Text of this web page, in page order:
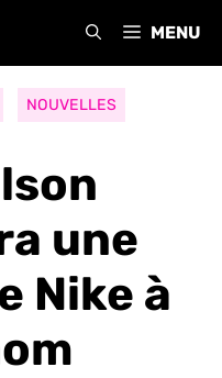
MENU
NOUVELLES
une
Nike à